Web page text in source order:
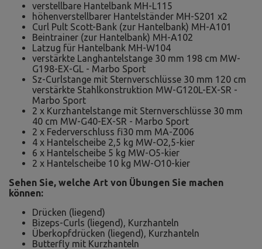
verstellbare Hantelbank MH-L115
höhenverstellbarer Hantelständer MH-S201 x2
Curl Pult Scott-Bank (zur Hantelbank) MH-A101
Beintrainer (zur Hantelbank) MH-A102
Latzug für Hantelbank MH-W104
verstärkte Langhantelstange 30 mm 198 cm MW-
G198-EX-GL - Marbo Sport
Sz-Curlstange mit Sternverschlüsse 30 mm 120 cm
verstärkte Stahlkonstruktion MW-G120L-EX-SR -
Marbo Sport
2 x Kurzhantelstange mit Sternverschlüsse 30 mm
40 cm MW-G40-EX-SR - Marbo Sport
2 x Federverschluss fi30 mm MA-Z006
4 x Hantelscheibe 2,5 kg MW-O2,5-kier
6 x Hantelscheibe 5 kg MW-O5-kier
2 x Hantelscheibe 10 kg MW-O10-kier
Sehen Sie, welche Art von Übungen Sie machen
können:
Drücken (liegend)
Bizeps-Curls (liegend), Kurzhanteln
Überkopfdrücken (liegend), Kurzhanteln
Butterfly mit Kurzhanteln